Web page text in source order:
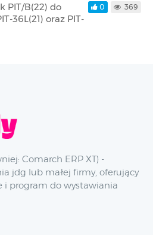
PIT/B(22) do
36L(21) oraz PIT-
0 369
Comarch ERP XT) -
jdg lub małej firmy, oferujący
i program do wystawiania